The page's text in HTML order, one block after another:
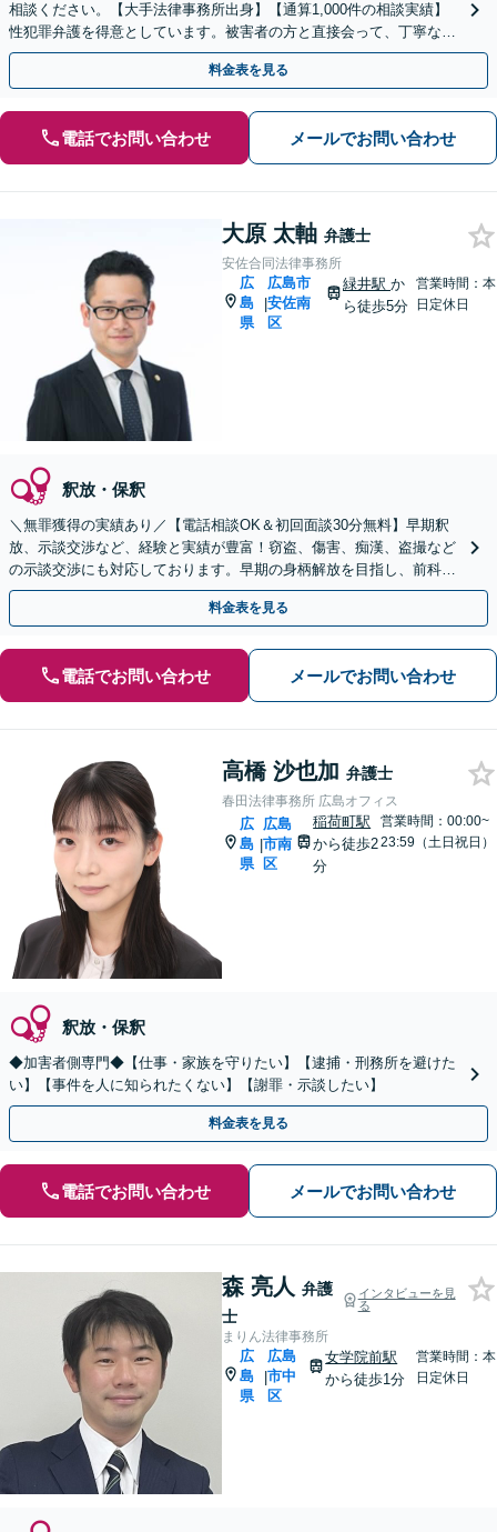
相談ください。【大手法律事務所出身】【通算1,000件の相談実績】
性犯罪弁護を得意としています。被害者の方と直接会って、丁寧な示
談交渉。少年犯罪／違法薬物／詐欺事件にも対応。
料金表を見る
電話でお問い合わせ メールでお問い合わせ
大原 太軸 弁護士
安佐合同法律事務所
広
島
県
|
広島市
安佐南
区
緑井駅 か
ら徒歩5分
営業時間：本
日定休日
釈放・保釈
＼無罪獲得の実績あり／【電話相談OK＆初回面談30分無料】早期釈
放、示談交渉など、経験と実績が豊富！窃盗、傷害、痴漢、盗撮など
の示談交渉にも対応しております。早期の身柄解放を目指し、前科の
回避に向けて尽力します【法テラス利用可】
料金表を見る
電話でお問い合わせ メールでお問い合わせ
高橋 沙也加 弁護士
春田法律事務所 広島オフィス
広
島
県
|
広島
市南
区
稲荷町駅
から徒歩2
分
営業時間：00:00~
23:59（土日祝日）
釈放・保釈
◆加害者側専門◆【仕事・家族を守りたい】【逮捕・刑務所を避けた
い】【事件を人に知られたくない】【謝罪・示談したい】
料金表を見る
電話でお問い合わせ メールでお問い合わせ
森 亮人 弁護
士
インタビューを見
る
まりん法律事務所
広
島
県
|
広島
市中
区
女学院前駅
から徒歩1分
営業時間：本
日定休日